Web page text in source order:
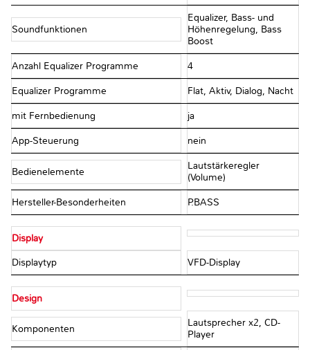
Soundfunktionen
Equalizer, Bass- und
Höhenregelung, Bass
Boost
Anzahl Equalizer Programme 4
Equalizer Programme Flat, Aktiv, Dialog, Nacht
mit Fernbedienung ja
App-Steuerung nein
Bedienelemente
Lautstärkeregler
(Volume)
Hersteller-Besonderheiten P.BASS
Display
Displaytyp VFD-Display
Design
Komponenten
Lautsprecher x2, CD-
Player